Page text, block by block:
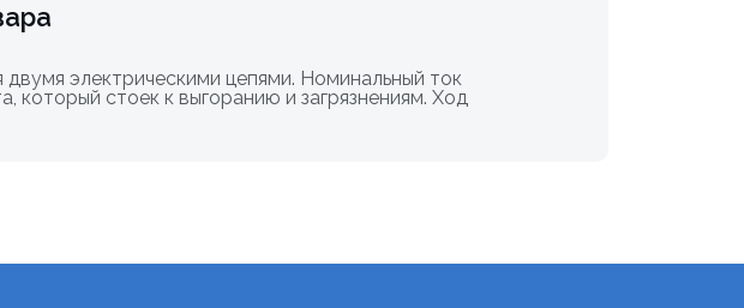
электрическими цепями. Номинальный ток
который стоек к выгоранию и загрязнениям. Ход